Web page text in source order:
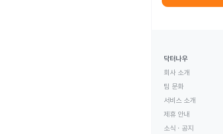
닥터나우
회사 소개
팀 문화
서비스 소개
제휴 안내
소식 · 공지